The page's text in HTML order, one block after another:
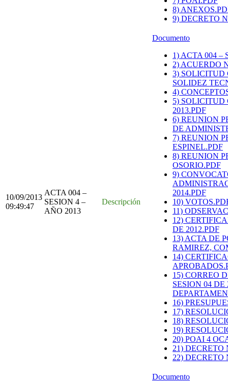
8)
9) DECRETO
10/09/2013
09:49:47
ACTA 004 –
SESION 4 –
AÑO 2013
Descripción
Documento
1) ACTA 004 –
2) ACUERDO
3) SOLICITUD
SOLIDEZ
4)
5) SOLICITUD
2013.PDF
6) REUNION
DE
7) REUNION
ESPINEL.PDF
8) REUNION
OSORIO.PDF
9)
2014.PDF
10)
11)
12)
DE 2012.PDF
13) ACTA DE
RAMIREZ,
14)
15) CORREO
SESION 04
16)
17)
18)
19)
20) POAI 4
21) DECRETO
22) DECRETO
Documento